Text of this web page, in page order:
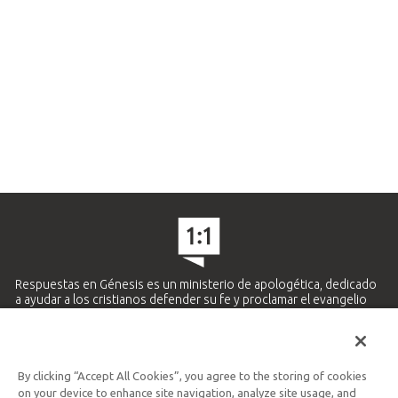
Respuestas en Génesis es un ministerio de apologética, dedicado
a ayudar a los cristianos defender su fe y proclamar el evangelio
Ministerio Hispano y Latinoamericano
By clicking “Accept All Cookies”, you agree to the storing of cookies
on your device to enhance site navigation, analyze site usage, and